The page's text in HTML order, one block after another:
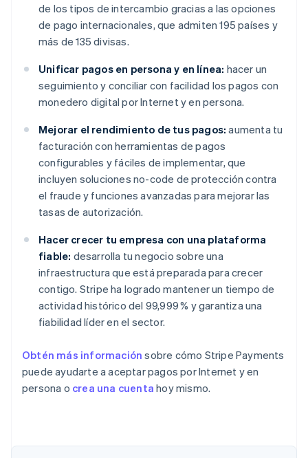
de los tipos de intercambio gracias a las opciones
de pago internacionales, que admiten 195 países y
más de 135 divisas.
Unificar pagos en persona y en línea: hacer un
seguimiento y conciliar con facilidad los pagos con
monedero digital por Internet y en persona.
Mejorar el rendimiento de tus pagos: aumenta tu
facturación con herramientas de pagos
configurables y fáciles de implementar, que
incluyen soluciones no-code de protección contra
el fraude y funciones avanzadas para mejorar las
tasas de autorización.
Hacer crecer tu empresa con una plataforma
fiable: desarrolla tu negocio sobre una
infraestructura que está preparada para crecer
contigo. Stripe ha logrado mantener un tiempo de
actividad histórico del 99,999 % y garantiza una
fiabilidad líder en el sector.
Obtén más información sobre cómo Stripe Payments
puede ayudarte a aceptar pagos por Internet y en
persona o crea una cuenta hoy mismo.